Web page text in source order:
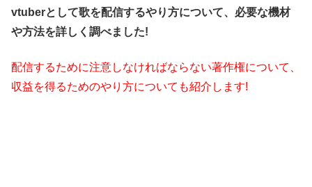
vtuberとして歌を配信するやり方について、必要な機材
や方法を詳しく調べました!
配信するために注意しなければならない著作権について、
収益を得るためのやり方についても紹介します!